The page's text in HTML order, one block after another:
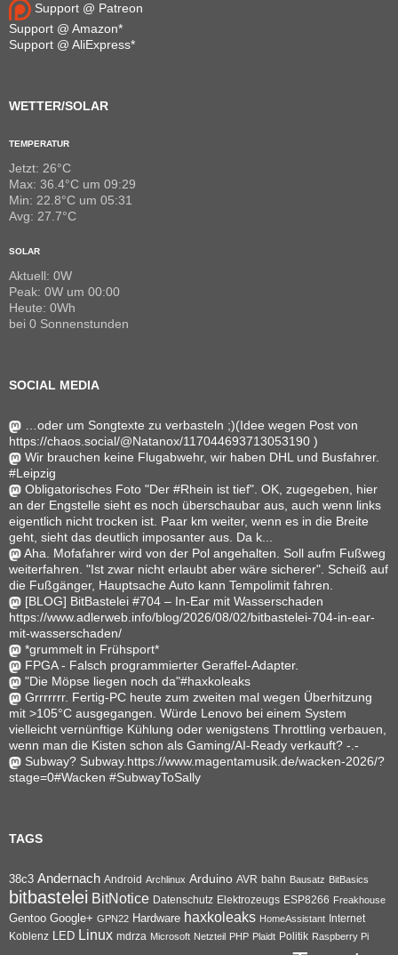
Support @ Patreon
Support @ Amazon*
Support @ AliExpress*
WETTER/SOLAR
TEMPERATUR
Jetzt: 26°C
Max: 36.4°C um 09:29
Min: 22.8°C um 05:31
Avg: 27.7°C
SOLAR
Aktuell: 0W
Peak: 0W um 00:00
Heute: 0Wh
bei 0 Sonnenstunden
SOCIAL MEDIA
…oder um Songtexte zu verbasteln ;)(Idee wegen Post von
https://chaos.social/@Natanox/117044693713053190 )
Wir brauchen keine Flugabwehr, wir haben DHL und Busfahrer.
#Leipzig
Obligatorisches Foto "Der #Rhein ist tief". OK, zugegeben, hier
an der Engstelle sieht es noch überschaubar aus, auch wenn links
eigentlich nicht trocken ist. Paar km weiter, wenn es in die Breite
geht, sieht das deutlich imposanter aus. Da k...
Aha. Mofafahrer wird von der Pol angehalten. Soll aufm Fußweg
weiterfahren. "Ist zwar nicht erlaubt aber wäre sicherer". Scheiß auf
die Fußgänger, Hauptsache Auto kann Tempolimit fahren.
[BLOG] BitBastelei #704 – In-Ear mit Wasserschaden
https://www.adlerweb.info/blog/2026/08/02/bitbastelei-704-in-ear-
mit-wasserschaden/
*grummelt in Frühsport*
FPGA - Falsch programmierter Geraffel-Adapter.
"Die Möpse liegen noch da"#haxkoleaks
Grrrrrrr. Fertig-PC heute zum zweiten mal wegen Überhitzung
mit >105°C ausgegangen. Würde Lenovo bei einem System
vielleicht vernünftige Kühlung oder wenigstens Throttling verbauen,
wenn man die Kisten schon als Gaming/AI-Ready verkauft? -.-
Subway? Subway.https://www.magentamusik.de/wacken-2026/?
stage=0#Wacken #SubwayToSally
TAGS
38c3 Andernach Android Archlinux Arduino AVR bahn Bausatz BitBasics
bitbastelei BitNotice Datenschutz Elektrozeugs ESP8266 Freakhouse
Gentoo Google+ GPN22 Hardware haxkoleaks HomeAssistant Internet
Koblenz LED Linux mdrza Microsoft Netzteil PHP Plaidt Politik Raspberry Pi